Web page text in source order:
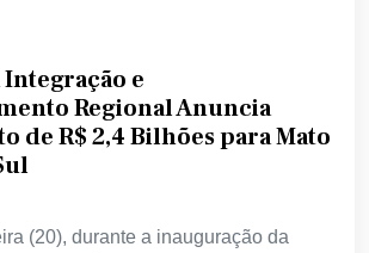
e
Regional Anuncia
de R$ 2,4 Bilhões para Mato
(20), durante a inauguração da